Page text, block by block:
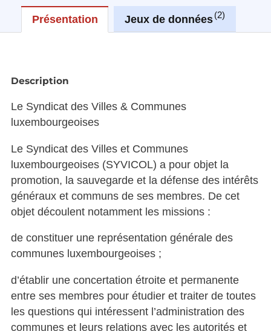
Présentation Jeux de données 2
Description
Le Syndicat des Villes & Communes
luxembourgeoises
Le Syndicat des Villes et Communes
luxembourgeoises (SYVICOL) a pour objet la
promotion, la sauvegarde et la défense des intérêts
généraux et communs de ses membres. De cet
objet découlent notamment les missions :
de constituer une représentation générale des
communes luxembourgeoises ;
d’établir une concertation étroite et permanente
entre ses membres pour étudier et traiter de toutes
les questions qui intéressent l’administration des
communes et leurs relations avec les autorités et